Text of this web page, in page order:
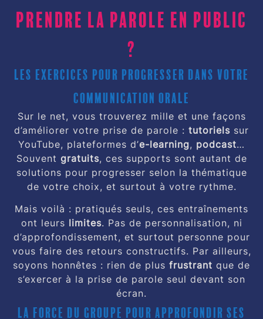
prendre la parole en public
?
Les exercices pour progresser dans votre
communication orale
Sur le net, vous trouverez mille et une façons
d’améliorer votre prise de parole : tutoriels sur
YouTube, plateformes d’e-learning, podcast…
Souvent gratuits, ces supports sont autant de
solutions pour progresser selon la thématique
de votre choix, et surtout à votre rythme.
Mais voilà : pratiqués seuls, ces entraînements
ont leurs limites. Pas de personnalisation, ni
d’approfondissement, et surtout personne pour
vous faire des retours constructifs. Par ailleurs,
soyons honnêtes : rien de plus frustrant que de
s’exercer à la prise de parole seul devant son
écran.
La force du groupe pour approfondir ses